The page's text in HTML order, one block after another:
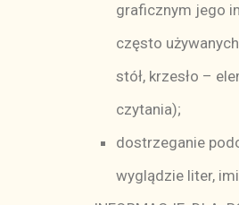
graficznym jego
często
stół, krzesło –
czytania);
dostrzeganie
wyglądzie liter,